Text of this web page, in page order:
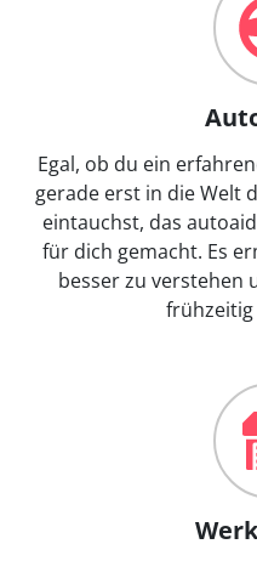
Egal, ob du ein
gerade erst in die Welt
eintauchst, das
für dich gemacht. Es
besser zu verstehen
frühzeitig